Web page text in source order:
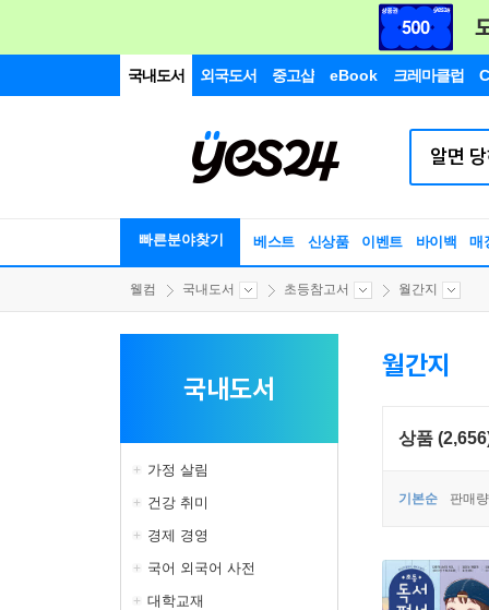
국내도서 외국도서 중고샵 eBook 크레마클럽
빠른분야찾기 베스트 신상품 이벤트 바이백 매
웰컴 국내도서 초등참고서 월간지
국내도서
가정 살림
건강 취미
경제 경영
국어 외국어 사전
대학교재
월간지
상품
기본순 판매